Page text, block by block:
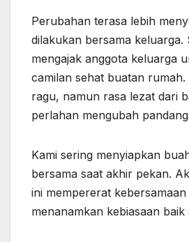
Perubahan terasa lebih
dilakukan bersama keluarga.
mengajak anggota keluarga
camilan sehat buatan
ragu, namun rasa lezat dari
perlahan mengubah
Kami sering menyiapkan
bersama saat akhir pekan.
ini mempererat kebersamaan
menanamkan kebiasaan baik